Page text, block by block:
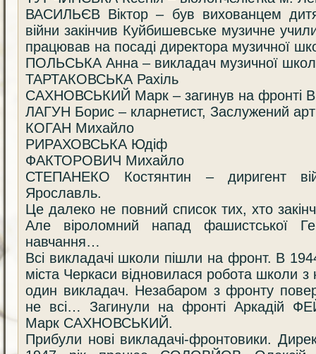
ВАСИЛЬЄВ Віктор – був вихованцем
війни закінчив Куйбишевське музичне
працював на посаді директора музичної
ПОЛЬСЬКА Анна – викладач музичної
ТАРТАКОВСЬКА Рахіль
САХНОВСЬКИЙ Марк – загинув на фронті
ЛАГУН Борис – кларнетист, Заслужений
КОГАН Михайло
РИРАХОВСЬКА Юдіф
ФАКТОРОВИЧ Михайло
СТЕПАНЕКО Костянтин – диригент
Ярославль.
Це далеко не повний список тих, хто
Але віроломний напад фашистської
навчання…
Всі викладачі школи пішли на фронт. В
міста Черкаси відновилася робота школи з
один викладач. Незабаром з фронту
не всі… Загинули на фронті Аркадій
Марк САХНОВСЬКИЙ.
Прибули нові викладачі-фронтовики.